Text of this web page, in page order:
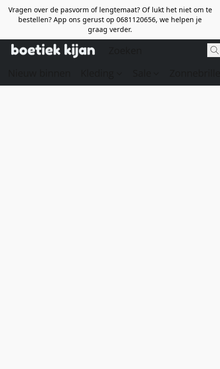
Vragen over de pasvorm of lengtemaat? Of lukt het niet om te
bestellen? App ons gerust op 0681120656, we helpen je
graag verder.